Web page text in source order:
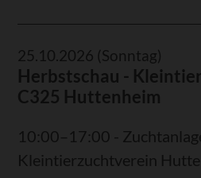
25.10.2026 (Sonntag)
Herbstschau -
C325 Huttenheim
10:00–17:00 -
Kleintierzuchtverein